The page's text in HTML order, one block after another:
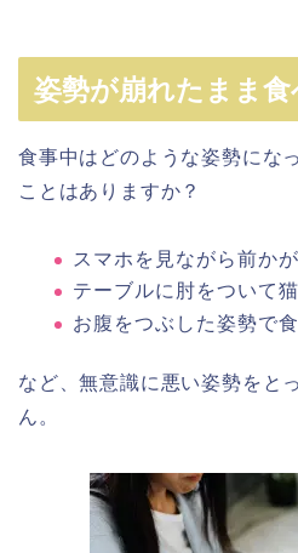
姿勢が崩れたまま食
食事中はどのような姿勢にな
ことはありますか？
スマホを見ながら前か
テーブルに肘をついて
お腹をつぶした姿勢で
など、無意識に悪い姿勢をと
ん。